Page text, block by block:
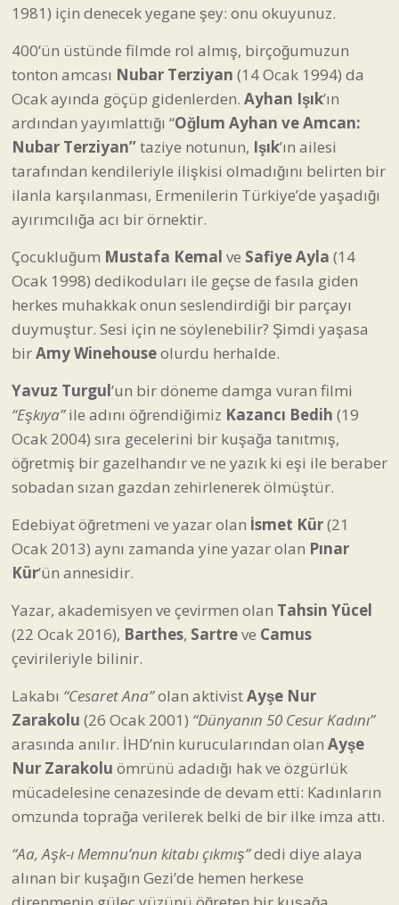
1981) için denecek yegane şey: onu okuyunuz.
400’ün üstünde filmde rol almış, birçoğumuzun
tonton amcası Nubar Terziyan (14 Ocak 1994) da
Ocak ayında göçüp gidenlerden. Ayhan Işık’ın
ardından yayımlattığı “Oğlum Ayhan ve Amcan:
Nubar Terziyan”taziye notunun, Işık’ın ailesi
tarafından kendileriyle ilişkisi olmadığını belirten bir
ilanla karşılanması, Ermenilerin Türkiye’de yaşadığı
ayırımcılığa acı bir örnektir.
Çocukluğum Mustafa Kemal ve Safiye Ayla (14
Ocak 1998) dedikoduları ile geçse de fasıla giden
herkes muhakkak onun seslendirdiği bir parçayı
duymuştur. Sesi için ne söylenebilir? Şimdi yaşasa
birAmy Winehouseolurdu herhalde.
Yavuz Turgul’un bir döneme damga vuran filmi
“Eşkıya”ile adını öğrendiğimiz Kazancı Bedih (19
Ocak 2004) sıra gecelerini bir kuşağa tanıtmış,
öğretmiş bir gazelhandır ve ne yazık ki eşi ile beraber
sobadan sızan gazdan zehirlenerek ölmüştür.
Edebiyat öğretmeni ve yazar olan İsmet Kür(21
Ocak 2013) aynı zamanda yine yazar olan Pınar
Kür’ün annesidir.
Yazar, akademisyen ve çevirmen olan Tahsin Yücel
(22 Ocak 2016), Barthes, Sartreve Camus
çevirileriyle bilinir.
Lakabı “Cesaret Ana”olan aktivistAyşe Nur
Zarakolu (26 Ocak 2001) “Dünyanın 50 Cesur Kadını”
arasında anılır. İHD’nin kurucularından olan Ayşe
Nur Zarakolu ömrünü adadığı hak ve özgürlük
mücadelesine cenazesinde de devam etti: Kadınların
omzunda toprağa verilerek belki de bir ilke imza attı.
“Aa, Aşk-ı Memnu’nun kitabı çıkmış”dedi diye alaya
alınan bir kuşağın Gezi’de hemen herkese